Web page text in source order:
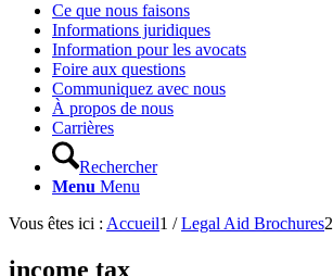
Ce que nous faisons
Informations juridiques
Information pour les avocats
Foire aux questions
Communiquez avec nous
À propos de nous
Carrières
Rechercher
Menu Menu
Vous êtes ici : Accueil1 / Legal Aid Brochures2
income tax